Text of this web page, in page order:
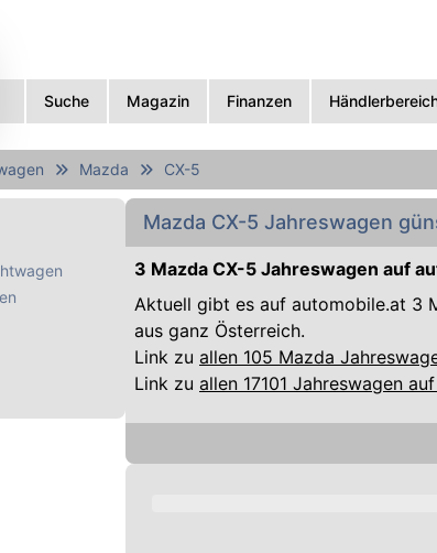
Suche Magazin Finanzen
Mazda CX-5
Mazda CX-5 Jahreswagen
3 Mazda CX-5 Jahreswagen auf
Aktuell gibt es auf automobile.at 3
aus ganz Österreich.
Link zu allen 105 Mazda
Link zu allen 17101 Jahreswagen